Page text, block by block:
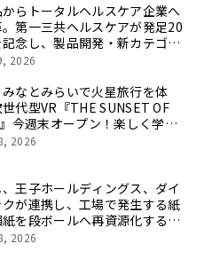
らトータルヘルスケア企業へ
第一三共ヘルスケアが発足20
念し、製品開発・新カテゴリ
台や旧社統合時のエピソード
！
2026
なとみらいで火星旅行を体
代型VR『THE SUNSET OF
今週末オープン！楽しく学べ
展やワークショップなど関連
2026
王子ホールディングス、ダイ
が連携し、工場で発生する紙
を段ボールへ再資源化する実
2026